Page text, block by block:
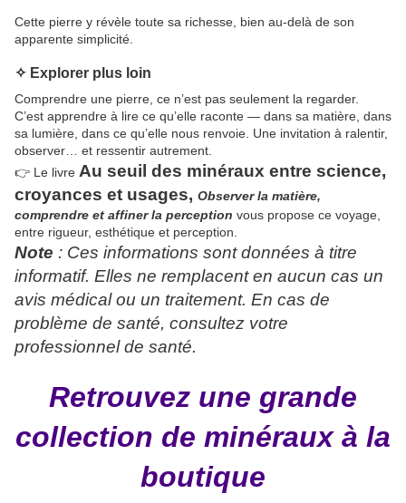
Cette pierre y révèle toute sa richesse, bien au-delà de son
apparente simplicité.
✧ Explorer plus loin
Comprendre une pierre, ce n’est pas seulement la regarder.
C’est apprendre à lire ce qu’elle raconte — dans sa matière, dans
sa lumière, dans ce qu’elle nous renvoie. Une invitation à ralentir,
observer… et ressentir autrement.
👉 Le livre Au seuil des minéraux entre science,
croyances et usages, Observer la matière,
comprendre et affiner la perception vous propose ce voyage,
entre rigueur, esthétique et perception.
Note : Ces informations sont données à titre
informatif. Elles ne remplacent en aucun cas un
avis médical ou un traitement. En cas de
problème de santé, consultez votre
professionnel de santé.
Retrouvez une grande
collection de minéraux à la
boutique